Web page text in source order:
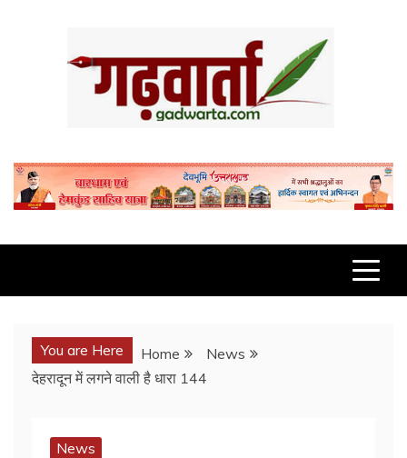
You are Here Home
News
देहरादून में लगने वाली है धारा 144
News